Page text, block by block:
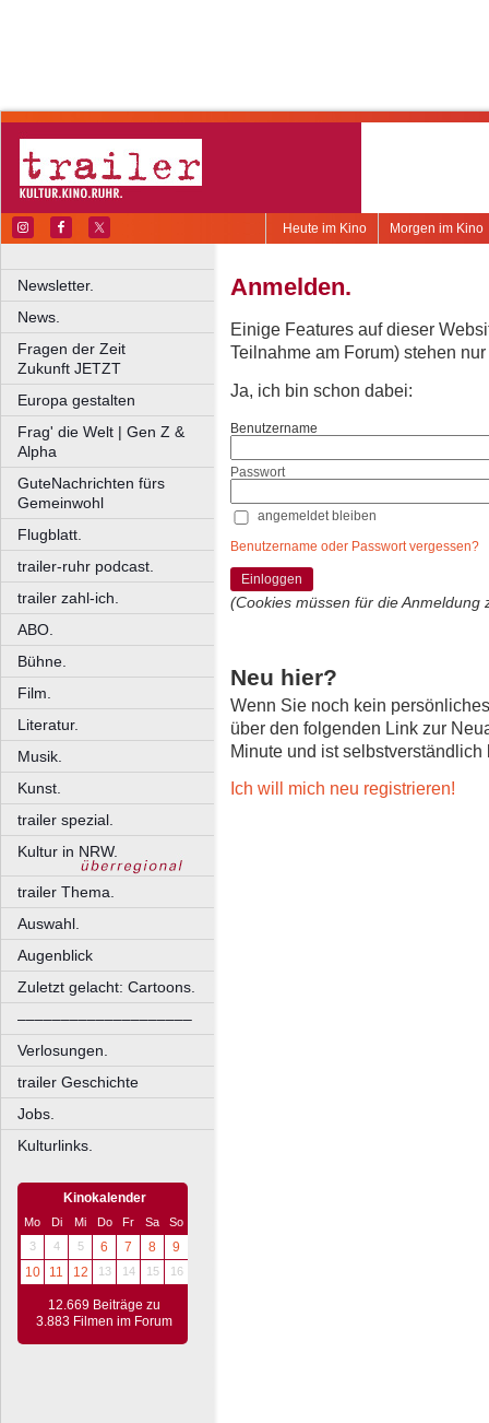
Morgen im Kino
Heute im Kino
Newsletter.
News.
Fragen der Zeit
Zukunft JETZT
Europa gestalten
Frag' die Welt | Gen Z &
Alpha
GuteNachrichten fürs
Gemeinwohl
Flugblatt.
trailer-ruhr podcast.
trailer zahl-ich.
ABO.
Bühne.
Film.
Literatur.
Musik.
Kunst.
trailer spezial.
Kultur in NRW.
trailer Thema.
Auswahl.
Augenblick
Zuletzt gelacht: Cartoons.
––––––––––––––––––––
Verlosungen.
trailer Geschichte
Jobs.
Kulturlinks.
Kinokalender
Mo Di Mi Do Fr Sa
So
3
4 5 6 7 8
9
10
11 12 13 14 15 16
12.669 Beiträge zu
3.883 Filmen im Forum
Anmelden.
Einige Features auf dieser
Teilnahme am Forum) stehen
Ja, ich bin schon dabei:
Benutzername
Passwort
angemeldet bleiben
Benutzername oder Passwort vergessen?
Einloggen
(Cookies müssen für die Anmeldung
Neu hier?
Wenn Sie noch kein
über den folgenden Link zur
Minute und ist selbstverständlich
Ich will mich neu registrieren!